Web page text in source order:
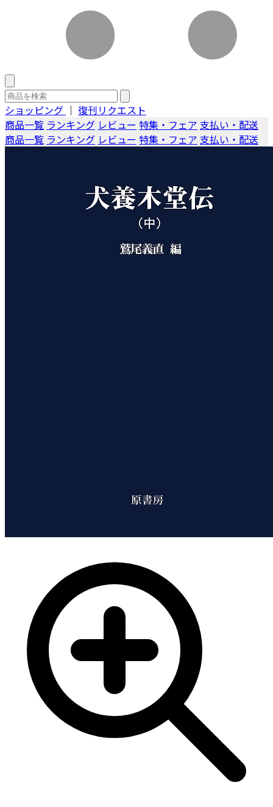
ショッピング ｜ 復刊リクエスト
商品一覧 ランキング レビュー 特集・フェア 支払い・配送
商品一覧 ランキング レビュー 特集・フェア 支払い・配送